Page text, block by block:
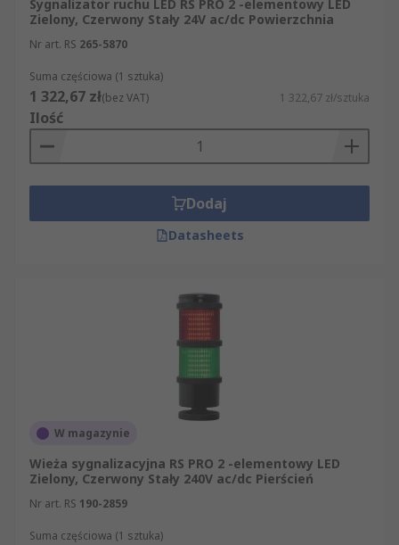
Sygnalizator ruchu LED RS PRO 2 -elementowy LED
Zielony, Czerwony Stały 24V ac/dc Powierzchnia
Nr art. RS 265-5870
Suma częściowa (1 sztuka)
1 322,67 zł(bez VAT) 1 322,67 zł/sztuka
Ilość
Dodaj
Datasheets
W magazynie
Wieża sygnalizacyjna RS PRO 2 -elementowy LED
Zielony, Czerwony Stały 240V ac/dc Pierścień
Nr art. RS 190-2859
Suma częściowa (1 sztuka)